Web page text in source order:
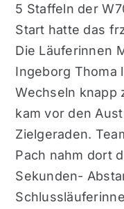
5 Staffeln der
Start hatte das
Die Läuferinnen
Ingeborg Thoma
Wechseln knapp
kam vor den
Zielgeraden.
Pach nahm dort
Sekunden-